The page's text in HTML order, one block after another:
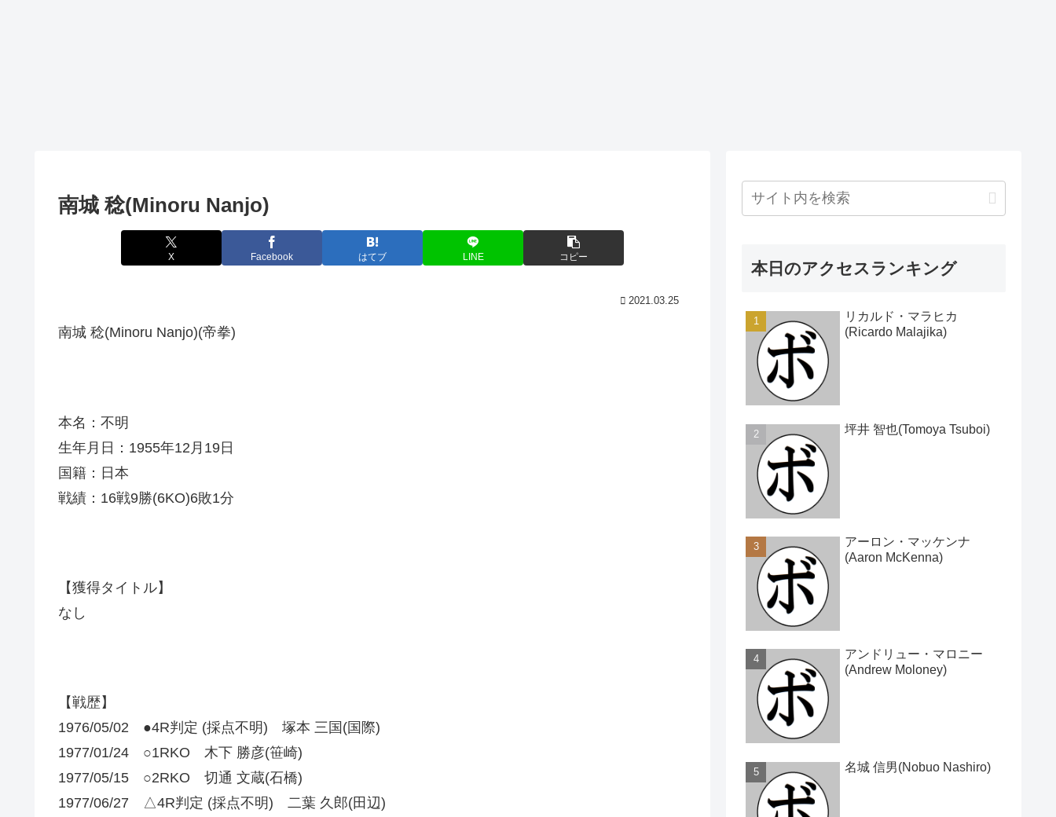
南城 稔(Minoru Nanjo)
X Facebook はてブ LINE コピー
2021.03.25
南城 稔(Minoru Nanjo)(帝拳)
本名：不明
生年月日：1955年12月19日
国籍：日本
戦績：16戦9勝(6KO)6敗1分
【獲得タイトル】
なし
【戦歴】
1976/05/02 ●4R判定 (採点不明) 塚本 三国(国際)
1977/01/24 ○1RKO 木下 勝彦(笹崎)
1977/05/15 ○2RKO 切通 文蔵(石橋)
1977/06/27 △4R判定 (採点不明) 二葉 久郎(田辺)
本日のアクセスランキング
リカルド・マラヒカ
(Ricardo Malajika)
坪井 智也(Tomoya Tsuboi)
アーロン・マッケンナ
(Aaron McKenna)
アンドリュー・マロニー
(Andrew Moloney)
名城 信男(Nobuo Nashiro)